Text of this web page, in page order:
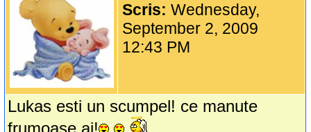
Scris:Wednesday,
September 2, 2009
12:43 PM
Lukas esti un scumpel! ce manute